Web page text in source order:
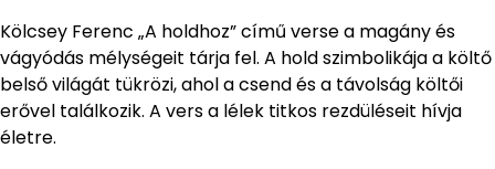
Kölcsey Ferenc „A holdhoz” című verse a magány és
vágyódás mélységeit tárja fel. A hold szimbolikája a költő
belső világát tükrözi, ahol a csend és a távolság költői
erővel találkozik. A vers a lélek titkos rezdüléseit hívja
életre.